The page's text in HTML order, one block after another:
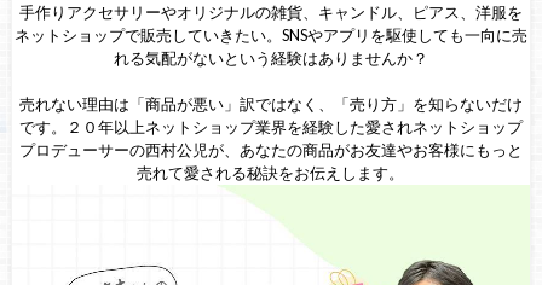
手作りアクセサリーやオリジナルの雑貨、キャンドル、ピアス、洋服を
ネットショップで販売していきたい。SNSやアプリを駆使しても一向に売
れる気配がないという経験はありませんか？
売れない理由は「商品が悪い」訳ではなく、「売り方」を知らないだけ
です。２０年以上ネットショップ業界を経験した愛されネットショップ
プロデューサーの西村公児が、あなたの商品がお友達やお客様にもっと
売れて愛される秘訣をお伝えします。